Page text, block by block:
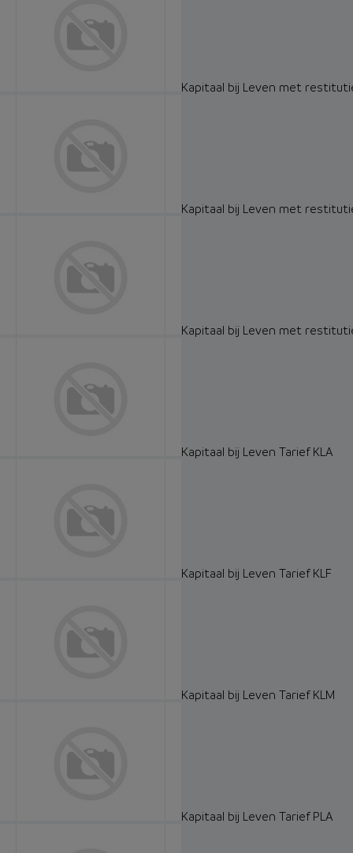
Kapitaal bij Leven met
Kapitaal bij Leven met
Kapitaal bij Leven met
Kapitaal bij Leven Tarief KLA
Kapitaal bij Leven Tarief KLF
Kapitaal bij Leven Tarief KLM
Kapitaal bij Leven Tarief PLA